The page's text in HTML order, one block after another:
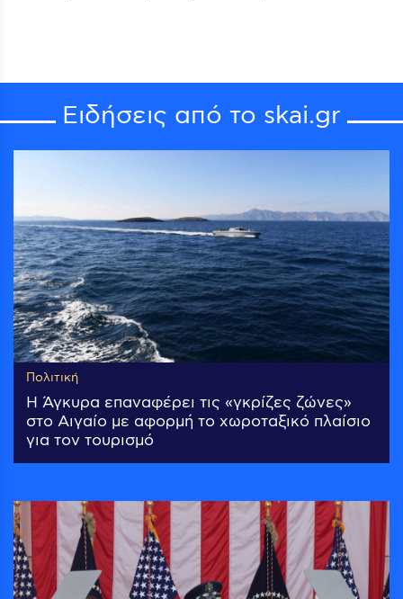
Ειδήσεις από το skai.gr
Πολιτική
Η Άγκυρα επαναφέρει τις «γκρίζες ζώνες»
στο Αιγαίο με αφορμή το χωροταξικό πλαίσιο
για τον τουρισμό